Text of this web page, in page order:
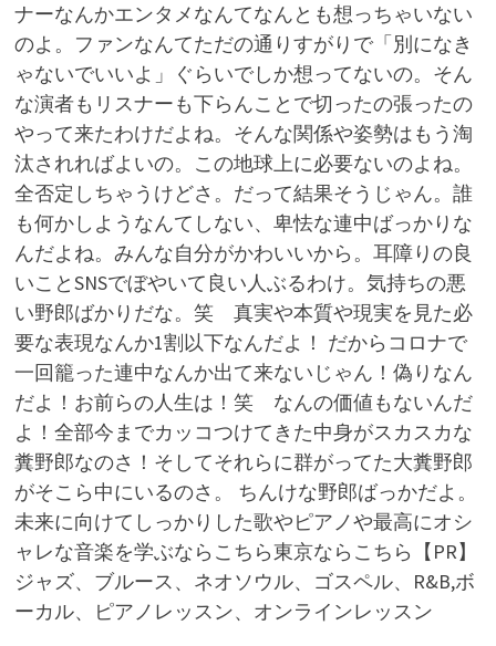
ナーなんかエンタメなんてなんとも想っちゃいない
のよ。ファンなんてただの通りすがりで「別になき
ゃないでいいよ」ぐらいでしか想ってないの。そん
な演者もリスナーも下らんことで切ったの張ったの
やって来たわけだよね。そんな関係や姿勢はもう淘
汰されればよいの。この地球上に必要ないのよね。
全否定しちゃうけどさ。だって結果そうじゃん。誰
も何かしようなんてしない、卑怯な連中ばっかりな
んだよね。みんな自分がかわいいから。耳障りの良
いことSNSでぼやいて良い人ぶるわけ。気持ちの悪
い野郎ばかりだな。笑 真実や本質や現実を見た必
要な表現なんか1割以下なんだよ！ だからコロナで
一回籠った連中なんか出て来ないじゃん！偽りなん
だよ！お前らの人生は！笑 なんの価値もないんだ
よ！全部今までカッコつけてきた中身がスカスカな
糞野郎なのさ！そしてそれらに群がってた大糞野郎
がそこら中にいるのさ。 ちんけな野郎ばっかだよ。
未来に向けてしっかりした歌やピアノや最高にオシ
ャレな音楽を学ぶならこちら東京ならこちら【PR】
ジャズ、ブルース、ネオソウル、ゴスペル、R&B,ボ
ーカル、ピアノレッスン、オンラインレッスン